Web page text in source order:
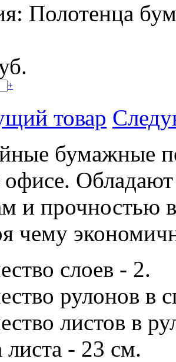
Полотенца
+
товар
бумажные
офисе.
и прочностью
чему
слоев - 2.
рулонов в
листов в
- 23 см.